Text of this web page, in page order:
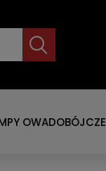
OWADOBÓJCZE